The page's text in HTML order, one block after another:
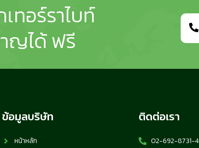
ทอร์ราไบท์
ญได้ ฟรี
ข้อมูลบริษัท
หน้าหลัก
ติดต่อเรา
02-692-8731-4